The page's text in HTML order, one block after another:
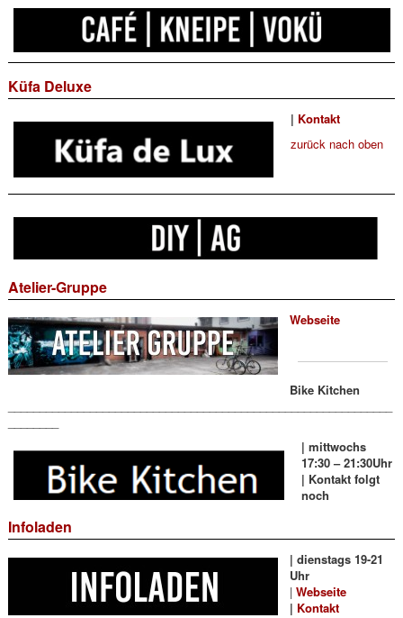
Küfa Deluxe
| Kontakt
zurück nach oben
Atelier-Gruppe
Webseite
Bike Kitchen
| mittwochs
17:30 – 21:30Uhr
| Kontakt folgt
noch
Infoladen
| dienstags 19-21
Uhr
| Webseite
| Kontakt